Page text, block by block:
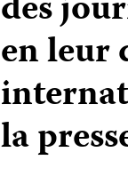
en leur
la